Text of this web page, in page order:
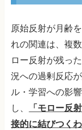
原始反射が月齢
れの関連は、複
ロー反射が残っ
況への過剰反応
ル・学習への影
し、
「モロー反
接的に結びつく